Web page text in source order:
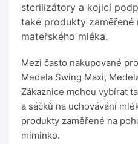
sterilizátory a kojicí
také produkty zaměřené
mateřského mléka.
Mezi často nakupované
Medela Swing Maxi,
Zákaznice mohou vybírat
a sáčků na uchovávání
produkty zaměřené na
miminko.